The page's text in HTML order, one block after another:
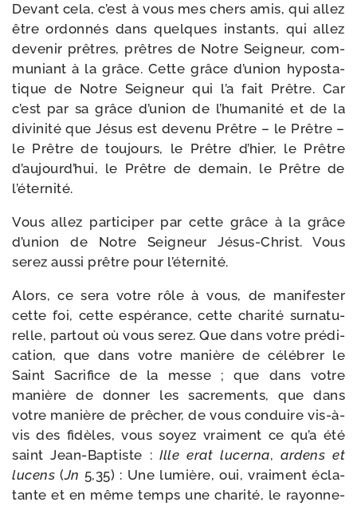
Devant cela, c’est à vous mes chers amis, qui allez
être ordon­nés dans quelques ins­tants, qui allez
deve­nir prêtres, prêtres de Notre Seigneur, com­
mu­niant à la grâce. Cette grâce d’union hypo­sta­
tique de Notre Seigneur qui l’a fait Prêtre. Car
c’est par sa grâce d’union de l’humanité et de la
divi­ni­té que Jésus est deve­nu Prêtre – le Prêtre –
le Prêtre de tou­jours, le Prêtre d’hier, le Prêtre
d’aujourd’hui, le Prêtre de demain, le Prêtre de
l’éternité.
Vous allez par­ti­ci­per par cette grâce à la grâce
d’union de Notre Seigneur Jésus-​Christ. Vous
serez aus­si prêtre pour l’éternité.
Alors, ce sera votre rôle à vous, de mani­fes­ter
cette foi, cette espé­rance, cette cha­ri­té sur­na­tu­
relle, par­tout où vous serez. Que dans votre pré­di­
ca­tion, que dans votre manière de célé­brer le
Saint Sacrifice de la messe ; que dans votre
manière de don­ner les sacre­ments, que dans
votre manière de prê­cher, de vous conduire vis-​à-​
vis des fidèles, vous soyez vrai­ment ce qu’a été
saint Jean-​Baptiste :Ille erat lucer­na, ardens et
lucens (Jn 5,35) : Une lumière, oui, vrai­ment écla­
tante et en même temps une cha­ri­té, le rayon­ne­